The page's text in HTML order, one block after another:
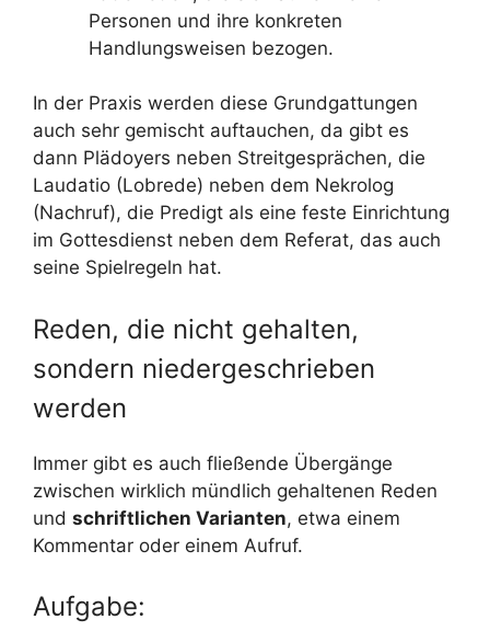
Personen und ihre konkreten
Handlungsweisen bezogen.
In der Praxis werden diese Grundgattungen
auch sehr gemischt auftauchen, da gibt es
dann Plädoyers neben Streitgesprächen, die
Laudatio (Lobrede) neben dem Nekrolog
(Nachruf), die Predigt als eine feste Einrichtung
im Gottesdienst neben dem Referat, das auch
seine Spielregeln hat.
Reden, die nicht gehalten,
sondern niedergeschrieben
werden
Immer gibt es auch fließende Übergänge
zwischen wirklich mündlich gehaltenen Reden
und schriftlichen Varianten, etwa einem
Kommentar oder einem Aufruf.
Aufgabe: